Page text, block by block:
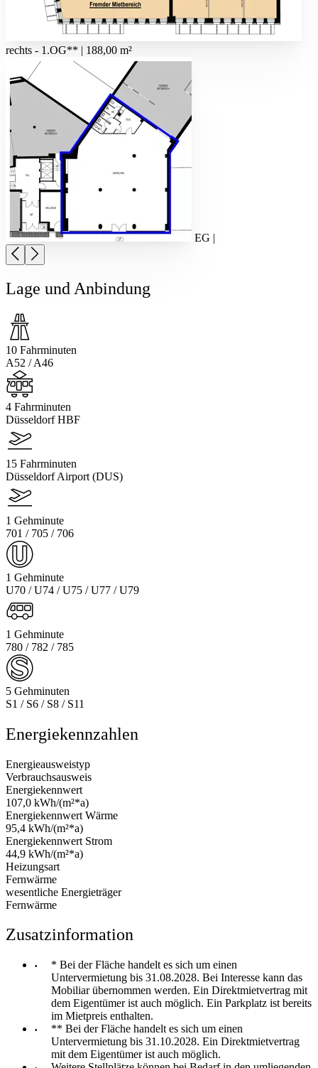
rechts - 1.OG** | 188,00 m²
EG |
Lage und Anbindung
10 Fahrminuten
A52 / A46
4 Fahrminuten
Düsseldorf HBF
15 Fahrminuten
Düsseldorf Airport (DUS)
1 Gehminute
701 / 705 / 706
1 Gehminute
U70 / U74 / U75 / U77 / U79
1 Gehminute
780 / 782 / 785
5 Gehminuten
S1 / S6 / S8 / S11
Energiekennzahlen
Energieausweistyp
Verbrauchsausweis
Energiekennwert
107,0 kWh/(m²*a)
Energiekennwert Wärme
95,4 kWh/(m²*a)
Energiekennwert Strom
44,9 kWh/(m²*a)
Heizungsart
Fernwärme
wesentliche Energieträger
Fernwärme
Zusatzinformation
* Bei der Fläche handelt es sich um einen
Untervermietung bis 31.08.2028. Bei Interesse kann das
Mobiliar übernommen werden. Ein Direktmietvertrag mit
dem Eigentümer ist auch möglich. Ein Parkplatz ist bereits
im Mietpreis enthalten.
** Bei der Fläche handelt es sich um einen
Untervermietung bis 31.10.2028. Ein Direktmietvertrag
mit dem Eigentümer ist auch möglich.